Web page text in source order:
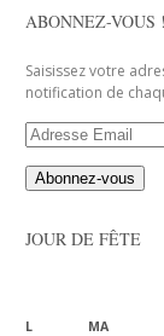
ABONNEZ-VOUS !
Saisissez votre
notification de
Adresse
Email
JOUR DE FÊTE
L MA